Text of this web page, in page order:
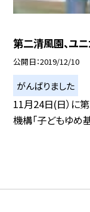
第二清風園、ユ
公開日 2019/12/10
がんばりました
11月24日(日）に
機構「子どもゆめ